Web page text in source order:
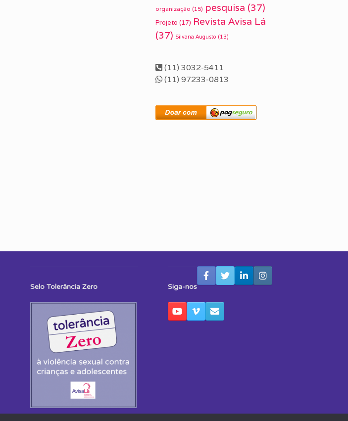
organização (15) pesquisa (37)
Projeto (17) Revista Avisa Lá
(37) Silvana Augusto (13)
(11) 3032-5411
(11) 97233-0813
Selo Tolerância Zero Siga-nos